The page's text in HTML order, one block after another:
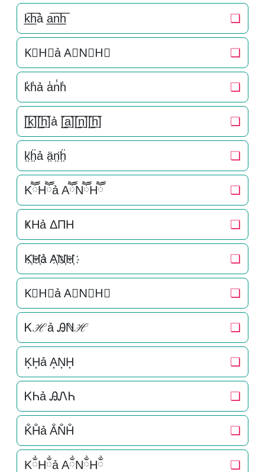
k̲̅h̲̅ả a̲̅n̲̅h̲̅ ❏
K⃣H⃣ả A⃣N⃣H⃣ ❏
k̾h̾ả a̾n̾h̾ ❏
[̲̅k̲̅][̲̅h̲̅]ả [̲̅a̲̅][̲̅n̲̅][̲̅h̲̅] ❏
k̤̈ḧ̤ả ä̤n̤̈ḧ̤ ❏
KཽHཽả AཽNཽHཽ ❏
ҜHả ΔΠH ❏
K҉H҉ả A҉N҉H҉ ❏
K⃜H⃜ả A⃜N⃜H⃜ ❏
Ꮶℋả Ꭿℕℋ ❏
K͎H͎ả A͎N͎H͎ ❏
ᏦᏂả ᎯᏁᏂ ❏
K̐H̐ả A̐N̐H̐ ❏
KྂHྂả AྂNྂHྂ ❏